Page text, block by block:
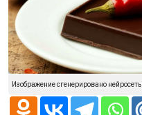
Изображение сгенерировано